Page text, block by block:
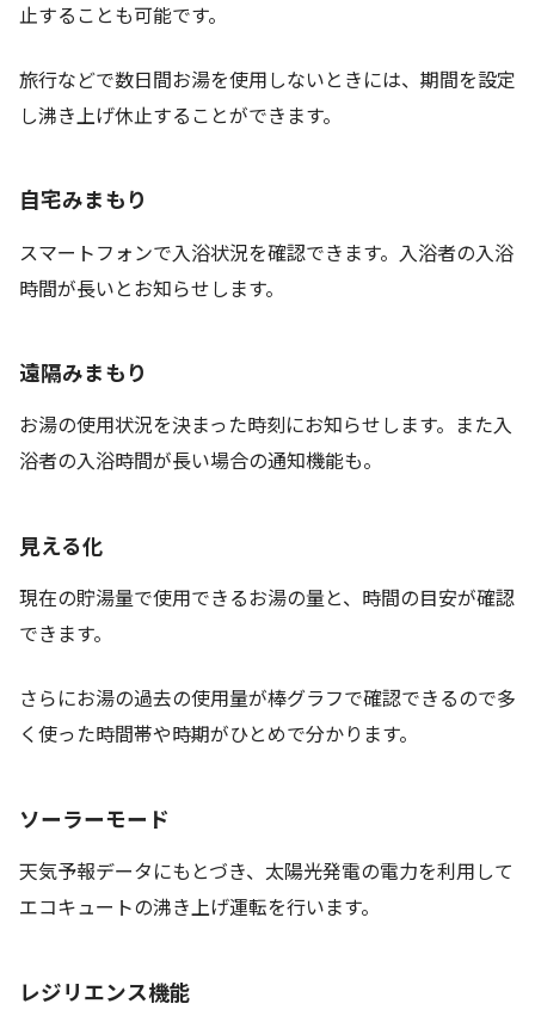
止することも可能です。
旅行などで数日間お湯を使用しないときには、期間を設定
し沸き上げ休止することができます。
自宅みまもり
スマートフォンで入浴状況を確認できます。入浴者の入浴
時間が長いとお知らせします。
遠隔みまもり
お湯の使用状況を決まった時刻にお知らせします。また入
浴者の入浴時間が長い場合の通知機能も。
見える化
現在の貯湯量で使用できるお湯の量と、時間の目安が確認
できます。
さらにお湯の過去の使用量が棒グラフで確認できるので多
く使った時間帯や時期がひとめで分かります。
ソーラーモード
天気予報データにもとづき、太陽光発電の電力を利用して
エコキュートの沸き上げ運転を行います。
レジリエンス機能